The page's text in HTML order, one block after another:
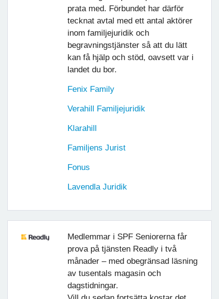
prata med. Förbundet har därför
tecknat avtal med ett antal aktörer
inom familjejuridik och
begravningstjänster så att du lätt
kan få hjälp och stöd, oavsett var i
landet du bor.
Fenix Family
Verahill Familjejuridik
Klarahill
Familjens Jurist
Fonus
Lavendla Juridik
Medlemmar i SPF Seniorerna får
prova på tjänsten Readly i två
månader – med obegränsad läsning
av tusentals magasin och
dagstidningar.